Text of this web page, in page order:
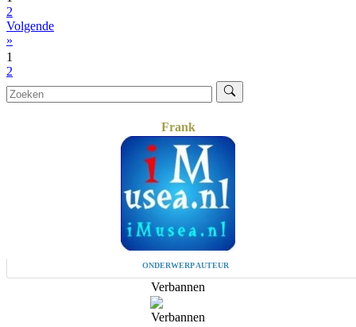
2
Volgende
»
1
2
Frank
ONDERWERP AUTEUR
Verbannen